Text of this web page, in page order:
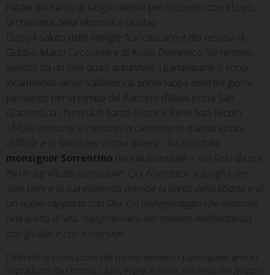
natale del Santo al luogo celebre per l’incontro con il Lupo,
la chiesetta della Vittorina a Gubbio.
Dopo il saluto delle famiglie francescane e dei vescovi di
Gubbio Mario Ceccobelli e di Assisi Domenico Sorrentino,
assistiti da un sole quasi autunnale, i partecipanti si sono
incamminati verso Valfabbrica, prima tappa della tre giorni,
passando per la tomba del Patrono d’Italia, porta San
Giacomo, la chiesina di Santa Croce e Pieve San Nicolò.
«
Molte persone si mettono in cammino in questa epoca
difficile e lo fanno per motivi diversi
– ha ricordato
monsignor Sorrentino nel saluto iniziale –
ma farlo da qui
ha un significato particolare. Qui Francesco si spoglia dei
suoi beni e la sua esistenza prende la piega della libertà e di
un nuovo rapporto con Dio. Un pellegrinaggio che esprime
una scelta di vita: riappropriarsi del mistero dell’esistenza,
con gli altri e con il mondo ».
Differenti le motivazioni che hanno animato i partecipanti arrivati
soprattutto da Umbria, Lazio, Puglia e Sicilia. Alla testa del gruppo